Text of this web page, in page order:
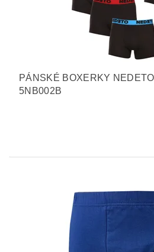
PÁNSKÉ BOXERKY
5NB002B